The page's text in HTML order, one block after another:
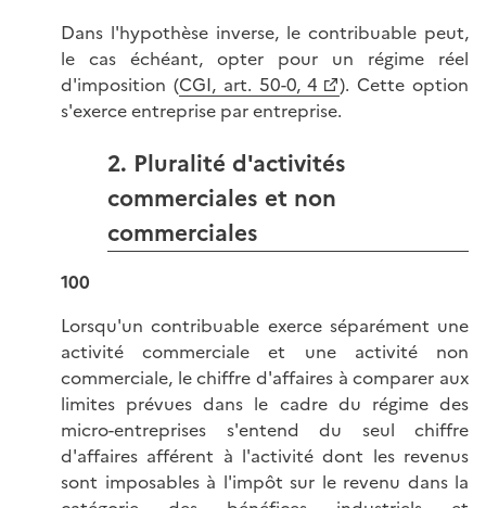
Dans l'hypothèse inverse, le contribuable peut,
le cas échéant, opter pour un régime réel
d'imposition (CGI, art. 50-0, 4
). Cette option
s'exerce entreprise par entreprise.
2. Pluralité d'activités
commerciales et non
commerciales
100
Lorsqu'un contribuable exerce séparément une
activité commerciale et une activité non
commerciale, le chiffre d'affaires à comparer aux
limites prévues dans le cadre du régime des
micro-entreprises s'entend du seul chiffre
d'affaires afférent à l'activité dont les revenus
sont imposables à l'impôt sur le revenu dans la